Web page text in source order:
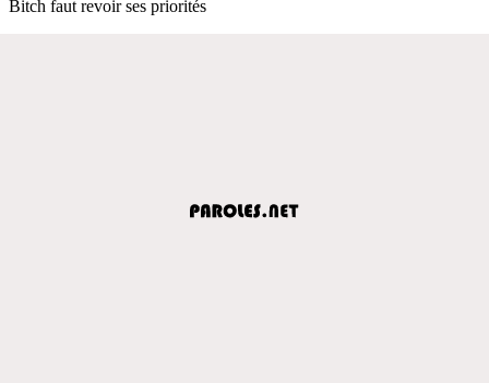
Bitch faut revoir ses priorités